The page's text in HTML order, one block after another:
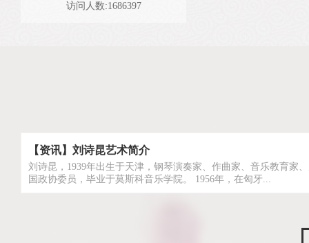
访问人数:1686397
【资讯】刘诗昆艺术简介
刘诗昆，1939年出生于天津，钢琴演奏家、作曲家、音乐教育家
国政协委员，毕业于莫斯科音乐学院。 1956年，在匈牙...